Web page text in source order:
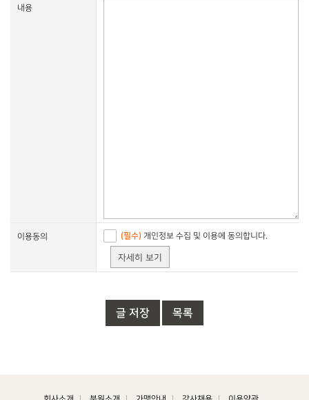
(필수) 개인정보 수집 및 이용에 동의합니다.
자세히 보기
글 저장 목록